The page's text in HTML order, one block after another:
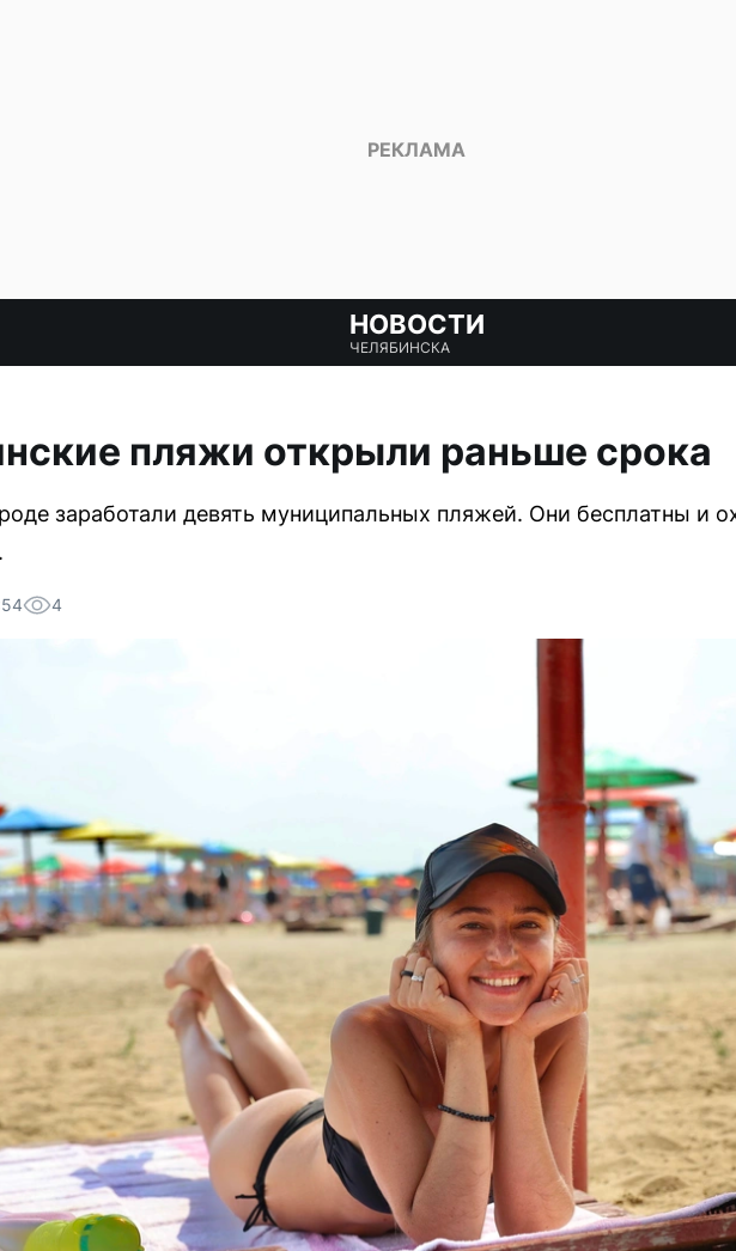
НОВОСТИ
ЧЕЛЯБИНСКА
пляжи открыли раньше срока
заработали девять муниципальных пляжей. Они бесплатны и
4